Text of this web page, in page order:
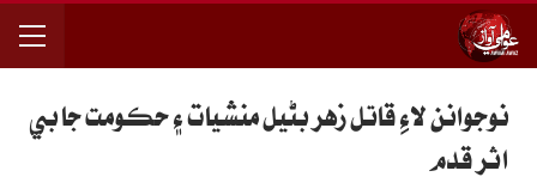
نوجوانن لاءِ قاتل زهر بڻيل منشيات ۽ حڪومت جا بي
اثر قدم